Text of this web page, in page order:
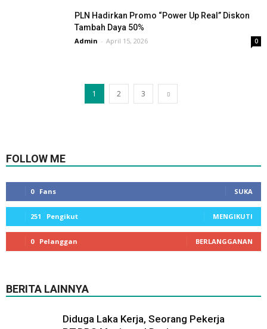
PLN Hadirkan Promo “Power Up Real” Diskon
Tambah Daya 50%
Admin - April 15, 2026 0
1 2 3
FOLLOW ME
0 Fans SUKA
251 Pengikut MENGIKUTI
0 Pelanggan BERLANGGANAN
BERITA LAINNYA
Diduga Laka Kerja, Seorang Pekerja